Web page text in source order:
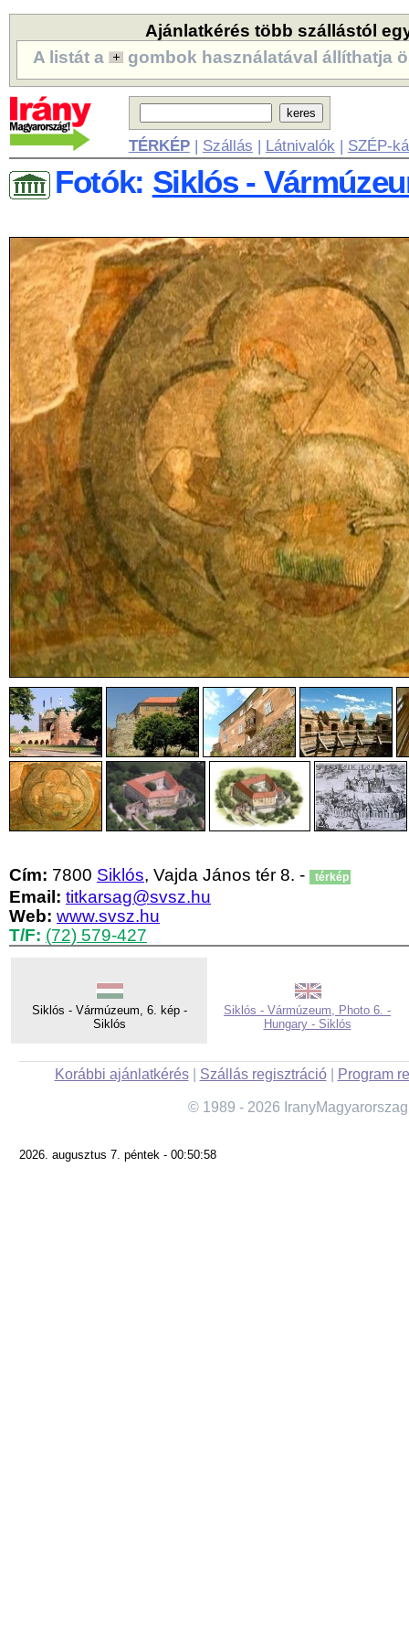
Ajánlatkérés több szállástól
A listát a
gombok használatával állíthatja
TÉRKÉP| Szállás | Látnivalók | SZÉP-
Fotók: Siklós -
Cím: 7800 Siklós, Vajda János tér 8. - térkép
Email: titkarsag@svsz.hu
Web: www.svsz.hu
T/F: (72) 579-427
Siklós - Vármúzeum, 6. kép -
Siklós
Siklós - Vármúzeum, Photo 6. -
Hungary - Siklós
Korábbi ajánlatkérés| Szállás regisztráció| Program
© 1989 - 2026
2026. augusztus 7. péntek - 00:50:58